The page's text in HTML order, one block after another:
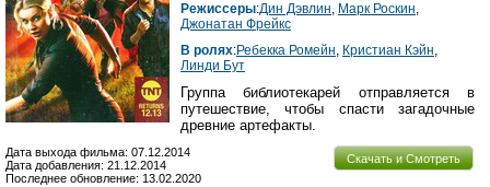
Режиссеры:Дин Дэвлин, Марк Роскин,
Джонатан Фрейкс
В ролях:Ребекка Ромейн, Кристиан Кэйн,
Линди Бут
Группа библиотекарей отправляется в
путешествие, чтобы спасти загадочные
древние артефакты.
Скачать и Смотреть
Дата выхода фильма: 07.12.2014
Дата добавления: 21.12.2014
Последнее обновление: 13.02.2020